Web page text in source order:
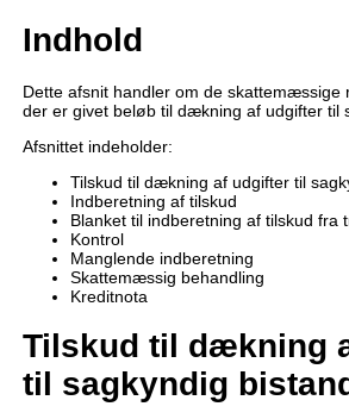
Indhold
Dette afsnit handler om de
der er givet beløb til dækning af udgifter til
Afsnittet indeholder:
Tilskud til dækning af udgifter til
Indberetning af tilskud
Blanket til indberetning af tilskud fra
Kontrol
Manglende indberetning
Skattemæssig behandling
Kreditnota
Tilskud til dækning
til sagkyndig